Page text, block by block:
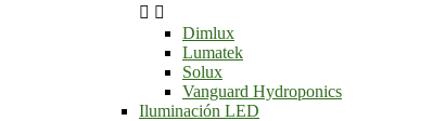
 
Dimlux
Lumatek
Solux
Vanguard Hydroponics
Iluminación LED